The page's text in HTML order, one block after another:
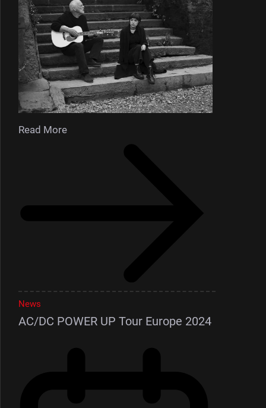
Read More
News
AC/DC POWER UP Tour Europe 2024